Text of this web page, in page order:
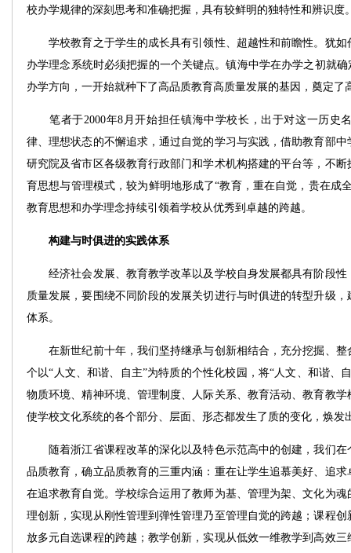
校办学规律的深刻思考和准确把握，具有较鲜明的独特性和辨识度
学校教育之于学生的成长具有引领性、超越性和前瞻性。犹如
办学理念系统时必须把握的一个关键点。镇海中学在办学之初就
办学方向，一开始就种下了高品质教育高质量发展的基因，奠定了
笔者于2000年8月开始担任镇海中学校长，出于对这一历史
律、理想状态的不懈追求，通过自觉的学习与实践，借助教育部
研究院及省市区各级教育行政部门和学术机构搭建的平台等，不
育思想与管理模式，较为鲜明地形成了“教育，重在自觉，贵在成
教育思想和办学理念持续引领着学校从优秀到卓越的跨越。
构建与时俱进的实践体系
经济社会发展、教育教学改革以及学校自身发展都具有阶段性
质量发展，要围绕不同阶段的发展关切进行与时俱进的转型升级
体系。
在新世纪前十年，我们坚持继承与创新相结合，充分挖掘、整
个以“人文、和谐、自主”为特质的个性化校园，将“人文、和谐、
物质环境、精神环境、管理制度、人际关系、教育活动、教育教
使学校文化系统的各个部分、层面、形态都发生了质的变化，焕发
随着浙江省课程改革的深化以及特色示范高中的创建，我们在
品质教育，确立品质教育的三重内涵：重在让学生追慕美好、追
在追求教育自觉。学校综合运用了教师为基、管理为架、文化为
理创新，实现从刚性管理到弹性管理乃至管理自觉的跨越；课程
放多元自选课程的跨越；教学创新，实现从低效一维教学到高效